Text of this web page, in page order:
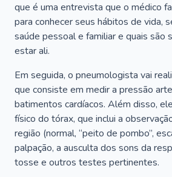
que é uma entrevista que o médico
para conhecer seus hábitos de vida,
saúde pessoal e familiar e quais são
estar ali.
Em seguida, o pneumologista vai
que consiste em medir a pressão
batimentos cardíacos. Além disso,
físico do tórax, que inclui a
região (normal, “peito de pombo”,
palpação, a ausculta dos sons da
tosse e outros testes pertinentes.